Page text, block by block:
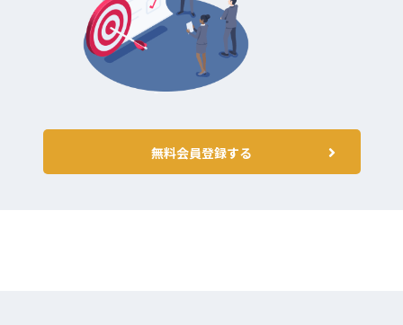
無料会員登録する